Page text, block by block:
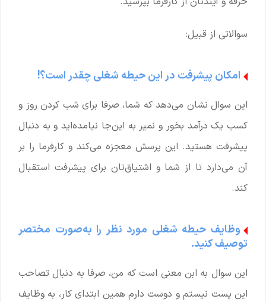
سوالاتی از قبیل:
امکان پیشرفت در این حیطه شغلی چقدر است؟!
این سوال نشان می‌دهد که شما، صرفا برای شب کردن روز و
کسب یک درآمد بخور و نمیر به این‌جا نیامده‌اید و به دنبال
پیشرفت هستید. این پرسش معجزه می‌کند و کارفرما را بر
آن می‌دارد تا از شما و اشتیاق‌تان برای پیشرفت استقبال
کند.
وظایف حیطه شغلی مورد نظر را به‌صورت مختصر
توصیف کنید.
این سوال به ابن معنی است که من، صرفا به دنبال تصاحب
این پست نیستم و دوست دارم همین ابتدای کار، به وظایف